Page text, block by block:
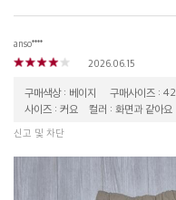
anso****
2026.06.15
구매색상 : 베이지
구매사이즈 : 42
사이즈 : 커요
컬러 : 화면과 같아요
신고 및 차단